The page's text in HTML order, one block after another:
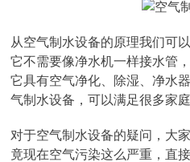
从空气制水设备的原理我们可
它不需要像净水机一样接水管
它具有空气净化、除湿、净水
气制水设备，可以满足很多家庭
对于空气制水设备的疑问，大
竟现在空气污染这么严重，直